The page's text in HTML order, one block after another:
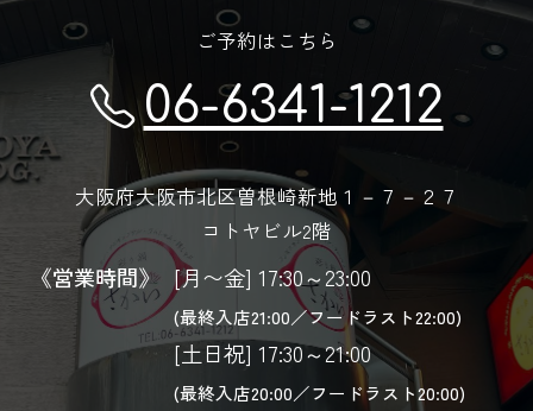
ご予約はこちら
06-6341-1212
大阪府大阪市北区曽根崎新地１－７－２７
コトヤビル2階
《営業時間》 [月〜金] 17:30～23:00
(最終入店21:00／フードラスト22:00)
[土日祝] 17:30～21:00
(最終入店20:00／フードラスト20:00)